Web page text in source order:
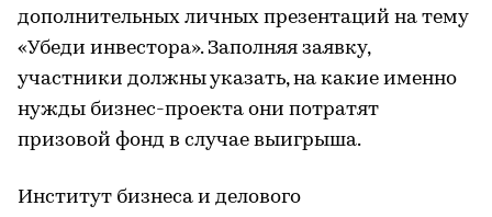
дополнительных личных презентаций на тему
«Убеди инвестора». Заполняя заявку,
участники должны указать, на какие именно
нужды бизнес-проекта они потратят
призовой фонд в случае выигрыша.
Институт бизнеса и делового